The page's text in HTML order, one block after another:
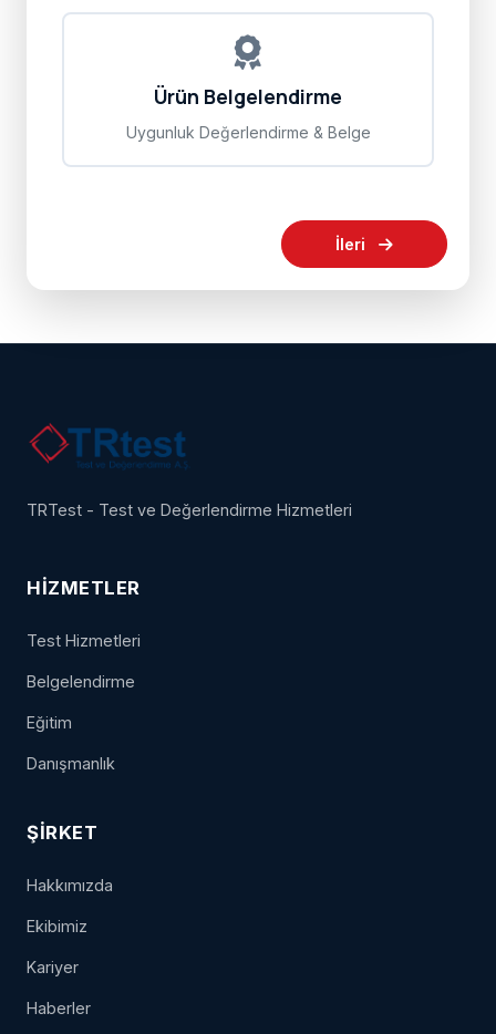
Ürün Belgelendirme
Uygunluk Değerlendirme & Belge
İleri
TRTest - Test ve Değerlendirme Hizmetleri
HIZMETLER
Test Hizmetleri
Belgelendirme
Eğitim
Danışmanlık
ŞIRKET
Hakkımızda
Ekibimiz
Kariyer
Haberler